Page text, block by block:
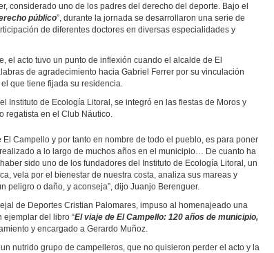
considerado uno de los padres del derecho del deporte. Bajo el
público”, durante la jornada se desarrollaron una serie de
de diferentes doctores en diversas especialidades y
el acto tuvo un punto de inflexión cuando el alcalde de El
de agradecimiento hacia Gabriel Ferrer por su vinculación
que tiene fijada su residencia.
Instituto de Ecología Litoral, se integró en las fiestas de Moros y
regatista en el Club Náutico.
y por tanto en nombre de todo el pueblo, es para poner
a lo largo de muchos años en el municipio… De cuanto ha
sido uno de los fundadores del Instituto de Ecología Litoral, un
vela por el bienestar de nuestra costa, analiza sus mareas y
peligro o daño, y aconseja”, dijo Juanjo Berenguer.
Deportes Cristian Palomares, impuso al homenajeado una
del libro “El viaje de El Campello: 120 años de municipio,
y encargado a Gerardo Muñoz.
grupo de campelleros, que no quisieron perder el acto y la